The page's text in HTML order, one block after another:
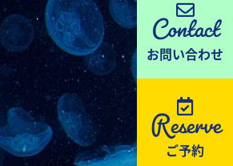
Contact
お問い合わせ
Reserve
ご予約